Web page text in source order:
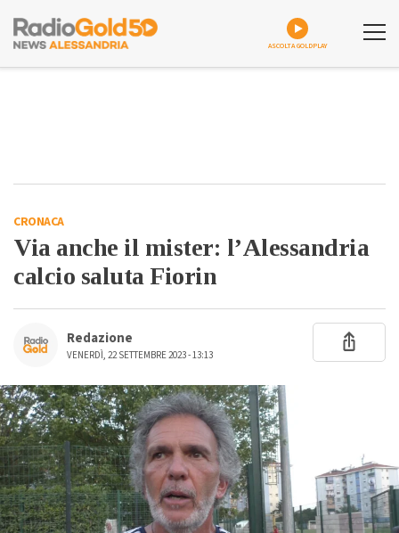
ASCOLTA GOLDPLAY
CRONACA
Via anche il mister: l’Alessandria
calcio saluta Fiorin
Redazione
VENERDÌ, 22 SETTEMBRE 2023 - 13:13